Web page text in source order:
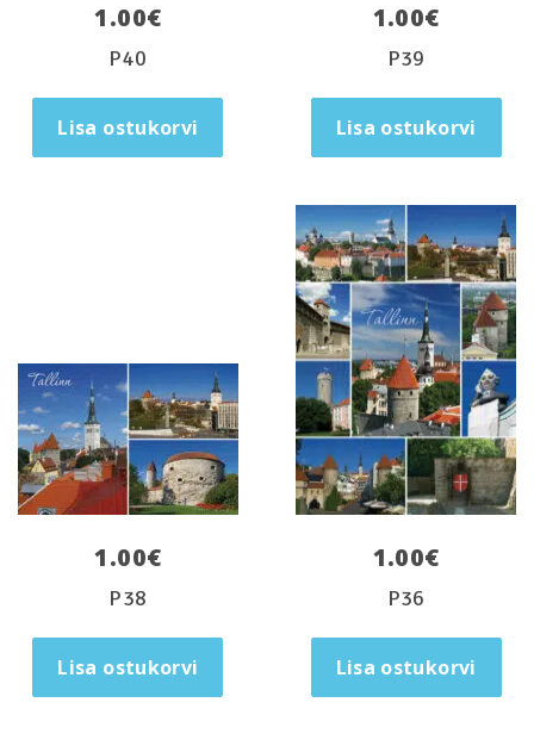
1.00€
P40
Lisa ostukorvi
1.00€
P39
Lisa ostukorvi
1.00€
P38
Lisa ostukorvi
1.00€
P36
Lisa ostukorvi